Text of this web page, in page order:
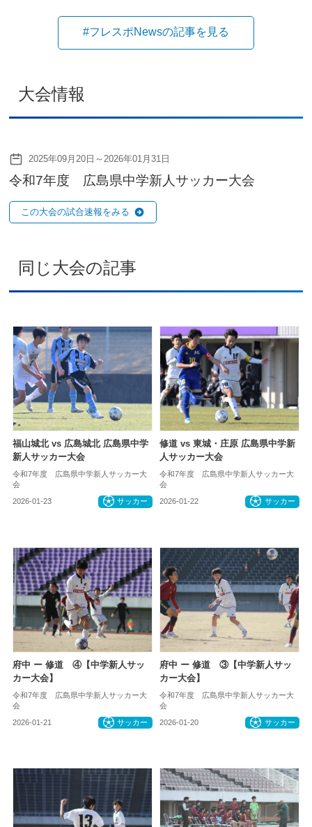
#フレスポNewsの記事を見る
大会情報
2025年09月20日～2026年01月31日
令和7年度 広島県中学新人サッカー大会
この大会の試合速報をみる
同じ大会の記事
福山城北 vs 広島城北 広島県中学
新人サッカー大会
令和7年度 広島県中学新人サッカー大
会
2026-01-23 サッカー
修道 vs 東城・庄原 広島県中学新
人サッカー大会
令和7年度 広島県中学新人サッカー大
会
2026-01-22 サッカー
府中 ー 修道 ④【中学新人サッ
カー大会】
令和7年度 広島県中学新人サッカー大
会
2026-01-21 サッカー
府中 ー 修道 ③【中学新人サッ
カー大会】
令和7年度 広島県中学新人サッカー大
会
2026-01-20 サッカー